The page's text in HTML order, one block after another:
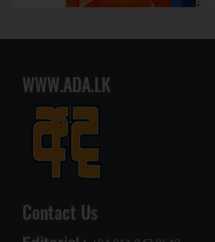
WWW.ADA.LK
Contact Us